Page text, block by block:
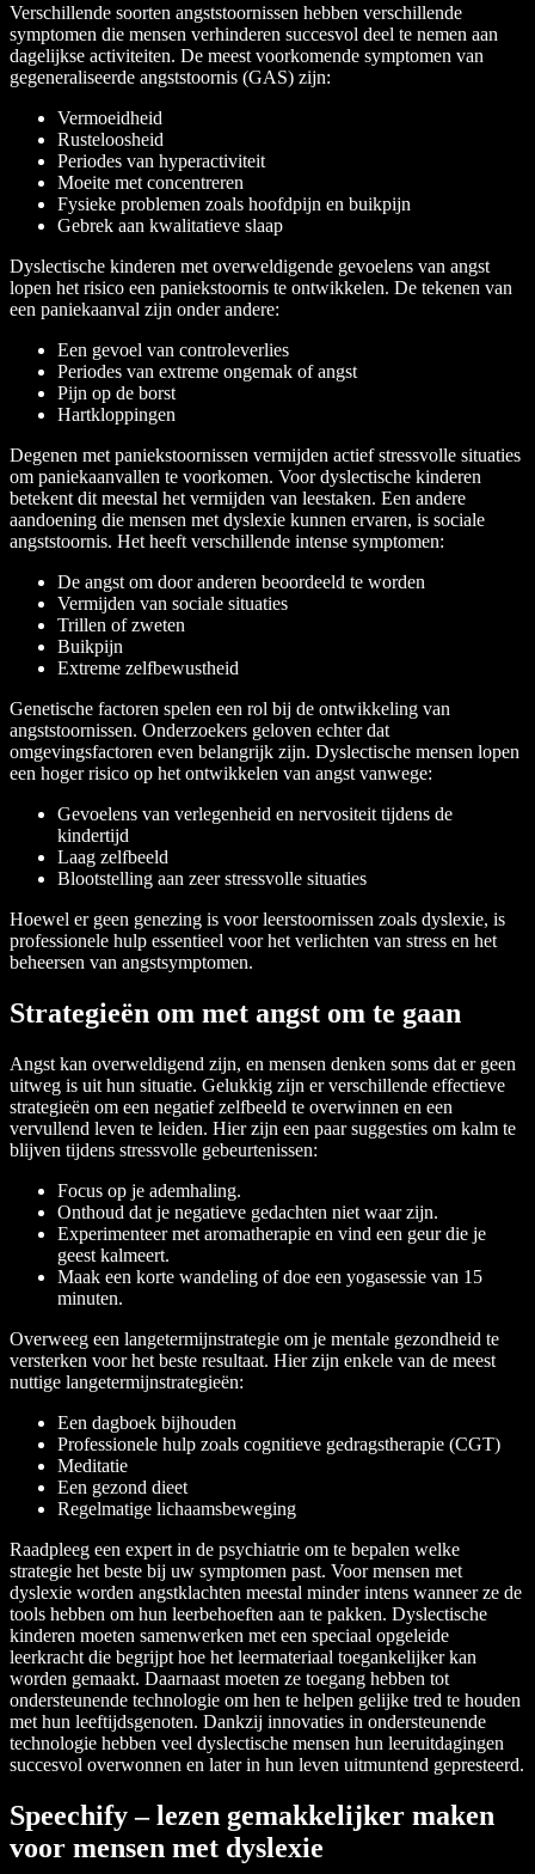
Verschillende soorten angststoornissen hebben verschillende
symptomen die mensen verhinderen succesvol deel te nemen aan
dagelijkse activiteiten. De meest voorkomende symptomen van
gegeneraliseerde angststoornis (GAS) zijn:
Vermoeidheid
Rusteloosheid
Periodes van hyperactiviteit
Moeite met concentreren
Fysieke problemen zoals hoofdpijn en buikpijn
Gebrek aan kwalitatieve slaap
Dyslectische kinderen met overweldigende gevoelens van angst
lopen het risico een paniekstoornis te ontwikkelen. De tekenen van
een paniekaanval zijn onder andere:
Een gevoel van controleverlies
Periodes van extreme ongemak of angst
Pijn op de borst
Hartkloppingen
Degenen met paniekstoornissen vermijden actief stressvolle situaties
om paniekaanvallen te voorkomen. Voor dyslectische kinderen
betekent dit meestal het vermijden van leestaken. Een andere
aandoening die mensen met dyslexie kunnen ervaren, is sociale
angststoornis. Het heeft verschillende intense symptomen:
De angst om door anderen beoordeeld te worden
Vermijden van sociale situaties
Trillen of zweten
Buikpijn
Extreme zelfbewustheid
Genetische factoren spelen een rol bij de ontwikkeling van
angststoornissen. Onderzoekers geloven echter dat
omgevingsfactoren even belangrijk zijn. Dyslectische mensen lopen
een hoger risico op het ontwikkelen van angst vanwege:
Gevoelens van verlegenheid en nervositeit tijdens de
kindertijd
Laag zelfbeeld
Blootstelling aan zeer stressvolle situaties
Hoewel er geen genezing is voor leerstoornissen zoals dyslexie, is
professionele hulp essentieel voor het verlichten van stress en het
beheersen van angstsymptomen.
Strategieën om met angst om te gaan
Angst kan overweldigend zijn, en mensen denken soms dat er geen
uitweg is uit hun situatie. Gelukkig zijn er verschillende effectieve
strategieën om een negatief zelfbeeld te overwinnen en een
vervullend leven te leiden. Hier zijn een paar suggesties om kalm te
blijven tijdens stressvolle gebeurtenissen:
Focus op je ademhaling.
Onthoud dat je negatieve gedachten niet waar zijn.
Experimenteer met aromatherapie en vind een geur die je
geest kalmeert.
Maak een korte wandeling of doe een yogasessie van 15
minuten.
Overweeg een langetermijnstrategie om je mentale gezondheid te
versterken voor het beste resultaat. Hier zijn enkele van de meest
nuttige langetermijnstrategieën:
Een dagboek bijhouden
Professionele hulp zoals cognitieve gedragstherapie (CGT)
Meditatie
Een gezond dieet
Regelmatige lichaamsbeweging
Raadpleeg een expert in de psychiatrie om te bepalen welke
strategie het beste bij uw symptomen past. Voor mensen met
dyslexie worden angstklachten meestal minder intens wanneer ze de
tools hebben om hun leerbehoeften aan te pakken. Dyslectische
kinderen moeten samenwerken met een speciaal opgeleide
leerkracht die begrijpt hoe het leermateriaal toegankelijker kan
worden gemaakt. Daarnaast moeten ze toegang hebben tot
ondersteunende technologie om hen te helpen gelijke tred te houden
met hun leeftijdsgenoten. Dankzij innovaties in ondersteunende
technologie hebben veel dyslectische mensen hun leeruitdagingen
succesvol overwonnen en later in hun leven uitmuntend gepresteerd.
Speechify – lezen gemakkelijker maken
voor mensen met dyslexie